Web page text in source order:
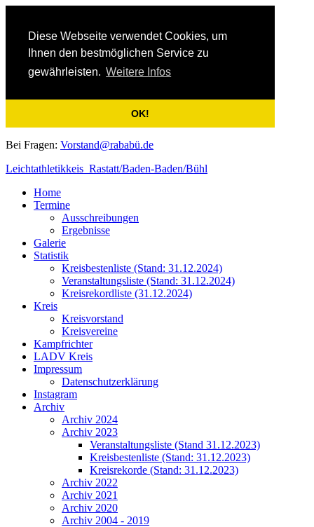
Diese Webseite verwendet Cookies, um
Ihnen den bestmöglichen Service zu
gewährleisten. Weitere Infos
OK!
Bei Fragen: Vorstand@rababü.de
Leichtathletikkeis Rastatt/Baden-Baden/Bühl
Home
Termine
Ausschreibungen
Ergebnisse
Galerie
Statistik
Kreisbestenliste (Stand: 31.12.2024)
Veranstaltungsliste (Stand: 31.12.2024)
Kreisrekordliste (31.12.2024)
Kreis
Kreisvorstand
Kreisvereine
Kampfrichter
LADV Kreis
Impressum
Datenschutzerklärung
Instagram
Archiv
Archiv 2024
Archiv 2023
Veranstaltungsliste (Stand 31.12.2023)
Kreisbestenliste (Stand: 31.12.2023)
Kreisrekorde (Stand: 31.12.2023)
Archiv 2022
Archiv 2021
Archiv 2020
Archiv 2004 - 2019